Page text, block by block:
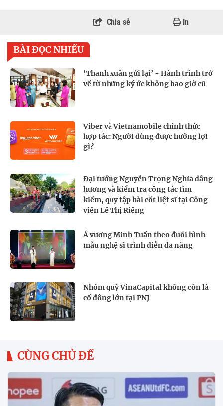
Chia sẻ In
BÀI ĐỌC NHIỀU
‘Thanh xuân gửi lại’ - Hành trình trở
về từ những ký ức không bao giờ cũ
Viber và Vietnamobile chính thức
hợp tác: Người dùng được hưởng lợi
gì?
Đại tướng Nguyễn Trọng Nghĩa dâng
hương và kiểm tra công tác tìm
kiếm, quy tập hài cốt liệt sĩ tại Công
viên Lê Thị Riêng
Á vương Minh Tuấn theo đuổi hình
mẫu nghệ sĩ trình diễn đa năng
Nhóm quỹ VinaCapital không còn là
cổ đông lớn tại PNJ
CÙNG CHỦ ĐỀ